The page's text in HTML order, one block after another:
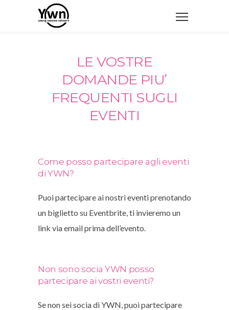
LE VOSTRE
DOMANDE PIU’
FREQUENTI SUGLI
EVENTI
Come posso partecipare agli eventi
di YWN?
Puoi partecipare ai nostri eventi prenotando
un biglietto su Eventbrite, ti invieremo un
link via email prima dell’evento.
Non sono socia YWN posso
partecipare ai vostri eventi?
Se non sei socia di YWN, puoi partecipare